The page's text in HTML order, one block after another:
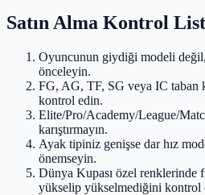
Satın Alma Kontrol
Oyuncunun giydiği modeli değil,
önceleyin.
FG, AG, TF, SG veya IC taban
kontrol edin.
Elite/Pro/Academy/League/
karıştırmayın.
Ayak tipiniz genişse dar hız
önemseyin.
Dünya Kupası özel renklerinde
yükselip yükselmediğini kontrol